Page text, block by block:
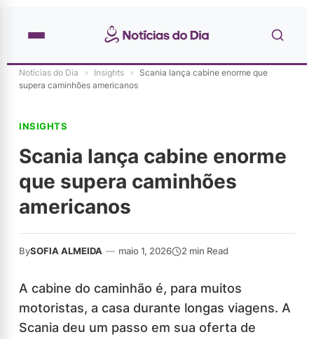
Notícias do Dia » Insights » Scania lança cabine enorme que
supera caminhões americanos
INSIGHTS
Scania lança cabine enorme
que supera caminhões
americanos
BySOFIA ALMEIDA — maio 1, 2026 2 min Read
A cabine do caminhão é, para muitos
motoristas, a casa durante longas viagens. A
Scania deu um passo em sua oferta de